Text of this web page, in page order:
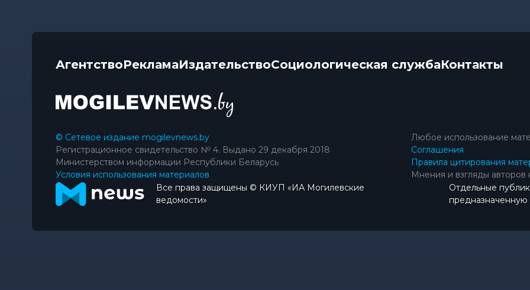
АгентствоРекламаИздательствоСоциологическая службаКонтакты
© Сетевое издание mogilevnews.by
Регистрационное свидетельство № 4. Выдано 29 декабря 2018
Министерством информации Республики Беларусь
Условия использования материалов
Любое использование
Соглашения
Правила цитирования
Мнения и взгляды авторов
Все права защищены © КИУП «ИА Могилевские
ведомости»
Отдельные
предназначенную